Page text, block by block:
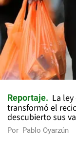
Reportaje
La
transformó el
descubierto sus
Por Pablo Oyarzún